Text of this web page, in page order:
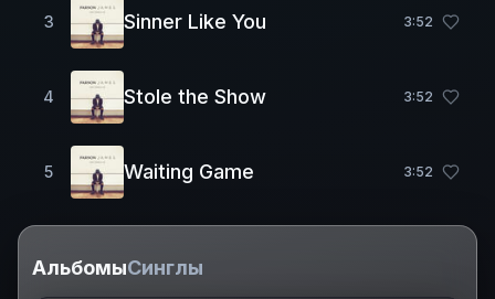
3 Sinner Like You 3:52
4 Stole the Show 3:52
5 Waiting Game 3:52
АльбомыСинглы